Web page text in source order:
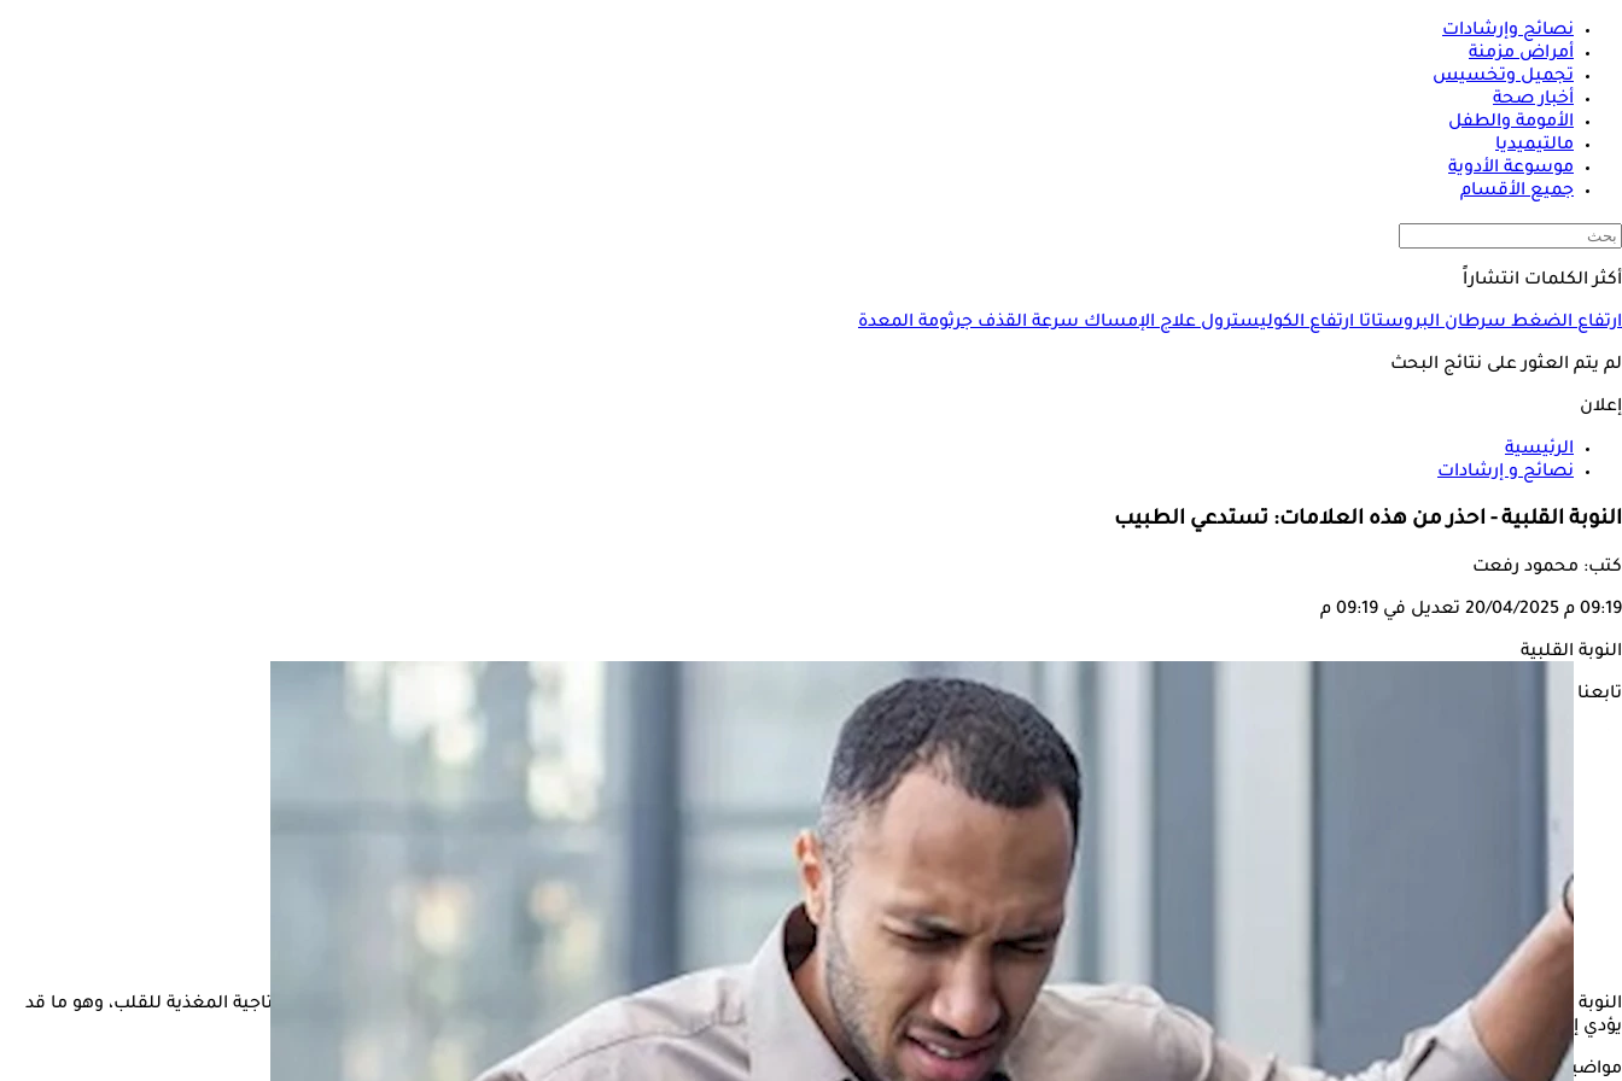
نصائح وإرشادات
أمراض مزمنة
تجميل وتخسيس
أخبار صحة
الأمومة والطفل
مالتيميديا
موسوعة الأدوية
جميع الأقسام
أكثر الكلمات انتشاراً
ارتفاع الضغطسرطان البروستاتاارتفاع الكوليسترولعلاج الإمساكسرعة القذفجرثومة المعدة
لم يتم العثور على نتائج البحث
إعلان
الرئيسية
نصائح و إرشادات
النوبة القلبية - احذر من هذه العلامات: تستدعي الطبيب
كتب: محمود رفعت
09:19 م 20/04/2025 تعديل في 09:19 م
النوبة القلبية
تابعنا على
النوبة القلبية، هي حالة صحية حرجة تحدث نتيجة انخفاض مفاجئ أو انقطاع في تدفق الدم إلى أحد أجزاء عضلة القلب، ويُعد السبب الأبرز لهذه الحالة انسدادًا في أحد الشرايين التاجية المغذية للقلب، وهو ما قد
يؤدي إلى تلف دائم في العضلة القلبية أو حتى الوفاة إذا لم يُعاد تدفق الدم بسرعة.
مواضيع ذات صلة